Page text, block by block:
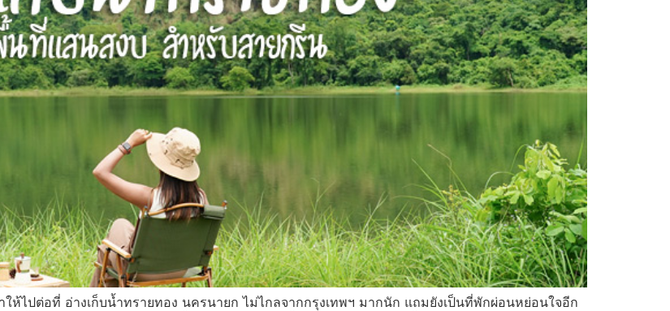
ห้ไปต่อที่ อ่างเก็บน้ำทรายทอง นครนายก ไม่ไกลจากกรุงเทพฯ มากนัก แถมยังเป็นที่พักผ่อนหย่อนใจอีก